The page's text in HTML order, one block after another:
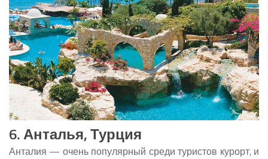
6. Анталья, Турция
Анталия — очень популярный среди туристов курорт, и